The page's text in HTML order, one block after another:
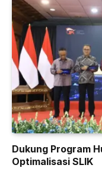
Dukung Program
Optimalisasi SLIK